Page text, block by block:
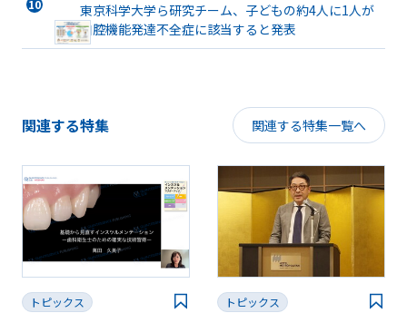
東京科学大学ら研究チーム、子どもの約4人に1人が
口腔機能発達不全症に該当すると発表
関連する特集 関連する特集一覧へ
トピックス トピックス